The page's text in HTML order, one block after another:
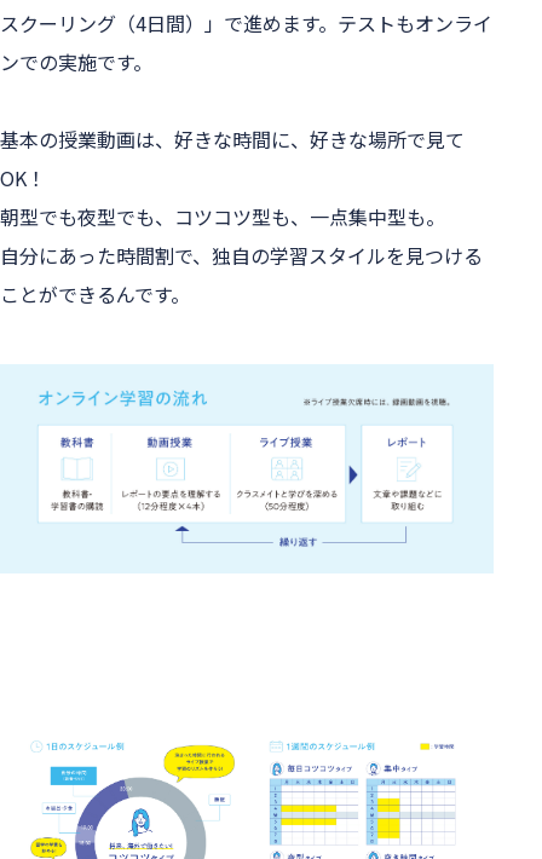
スクーリング（4日間）」で進めます。テストもオンライ
ンでの実施です。
基本の授業動画は、好きな時間に、好きな場所で見て
OK！
朝型でも夜型でも、コツコツ型も、一点集中型も。
自分にあった時間割で、独自の学習スタイルを見つける
ことができるんです。